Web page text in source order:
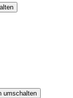
umschalten